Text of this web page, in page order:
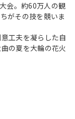
会。約60万人の観
がその技を競いま
工夫を凝らした自
の夏を大輪の花火